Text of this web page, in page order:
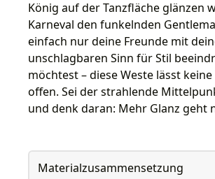
König auf der Tanzfläche glänzen
Karneval den funkelnden
einfach nur deine Freunde mit
unschlagbaren Sinn für Stil
möchtest – diese Weste lässt
offen. Sei der strahlende
und denk daran: Mehr Glanz geht
Materialzusammensetzung